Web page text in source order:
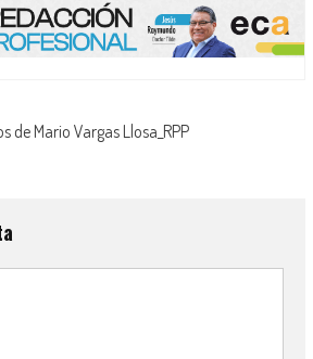
de Mario Vargas Llosa_RPP